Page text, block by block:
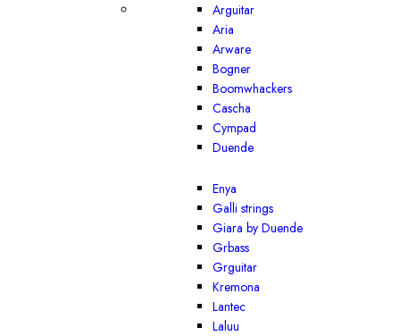
Arguitar
Aria
Arware
Bogner
Boomwhackers
Cascha
Cympad
Duende
Enya
Galli strings
Giara by Duende
Grbass
Grguitar
Kremona
Lantec
Laluu